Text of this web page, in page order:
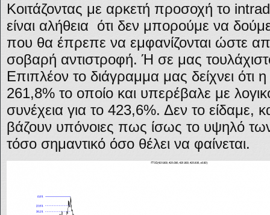
Κοιτάζοντας με αρκετή προσοχή το
είναι αλήθεια ότι δεν μπορούμε να
που θα έπρεπε να εμφανίζονται ώστε
σοβαρή αντιστροφή. Ή σε μας
Επιπλέον το διάγραμμα μας δείχνει ότι
261,8% το οποίο και υπερέβαλε με
συνέχεια για το 423,6%. Δεν το είδαμε,
βάζουν υπόνοιες πως ίσως το υψηλό
τόσο σημαντικό όσο θέλει να φαίνεται.